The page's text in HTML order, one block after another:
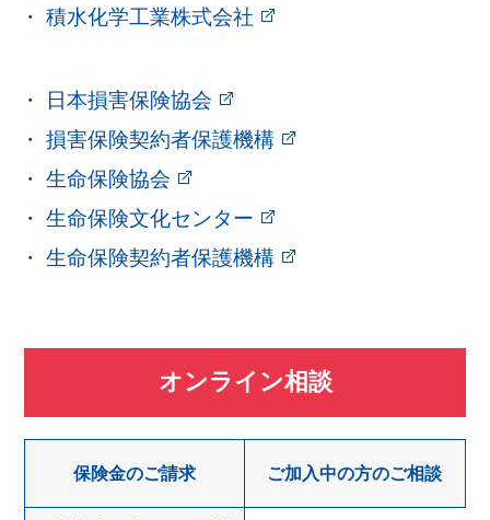
積水化学工業株式会社
日本損害保険協会
損害保険契約者保護機構
生命保険協会
生命保険文化センター
生命保険契約者保護機構
オンライン相談
保険金のご請求 ご加入中の方のご相談